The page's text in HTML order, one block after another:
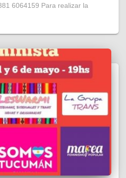
6064159 Para realizar la